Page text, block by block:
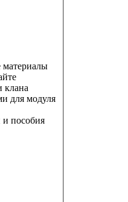
модуля
пособия